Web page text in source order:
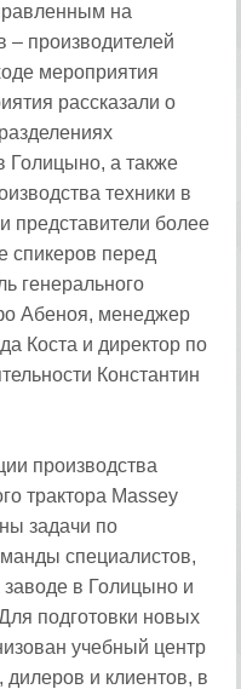
на
– производителей
мероприятия
рассказали о
Голицыно, а также
техники в
представители более
спикеров перед
генерального
Абеноя, менеджер
Коста и директор по
Константин
производства
трактора Massey
задачи по
специалистов,
в Голицыно и
подготовки новых
учебный центр
дилеров и клиентов, в